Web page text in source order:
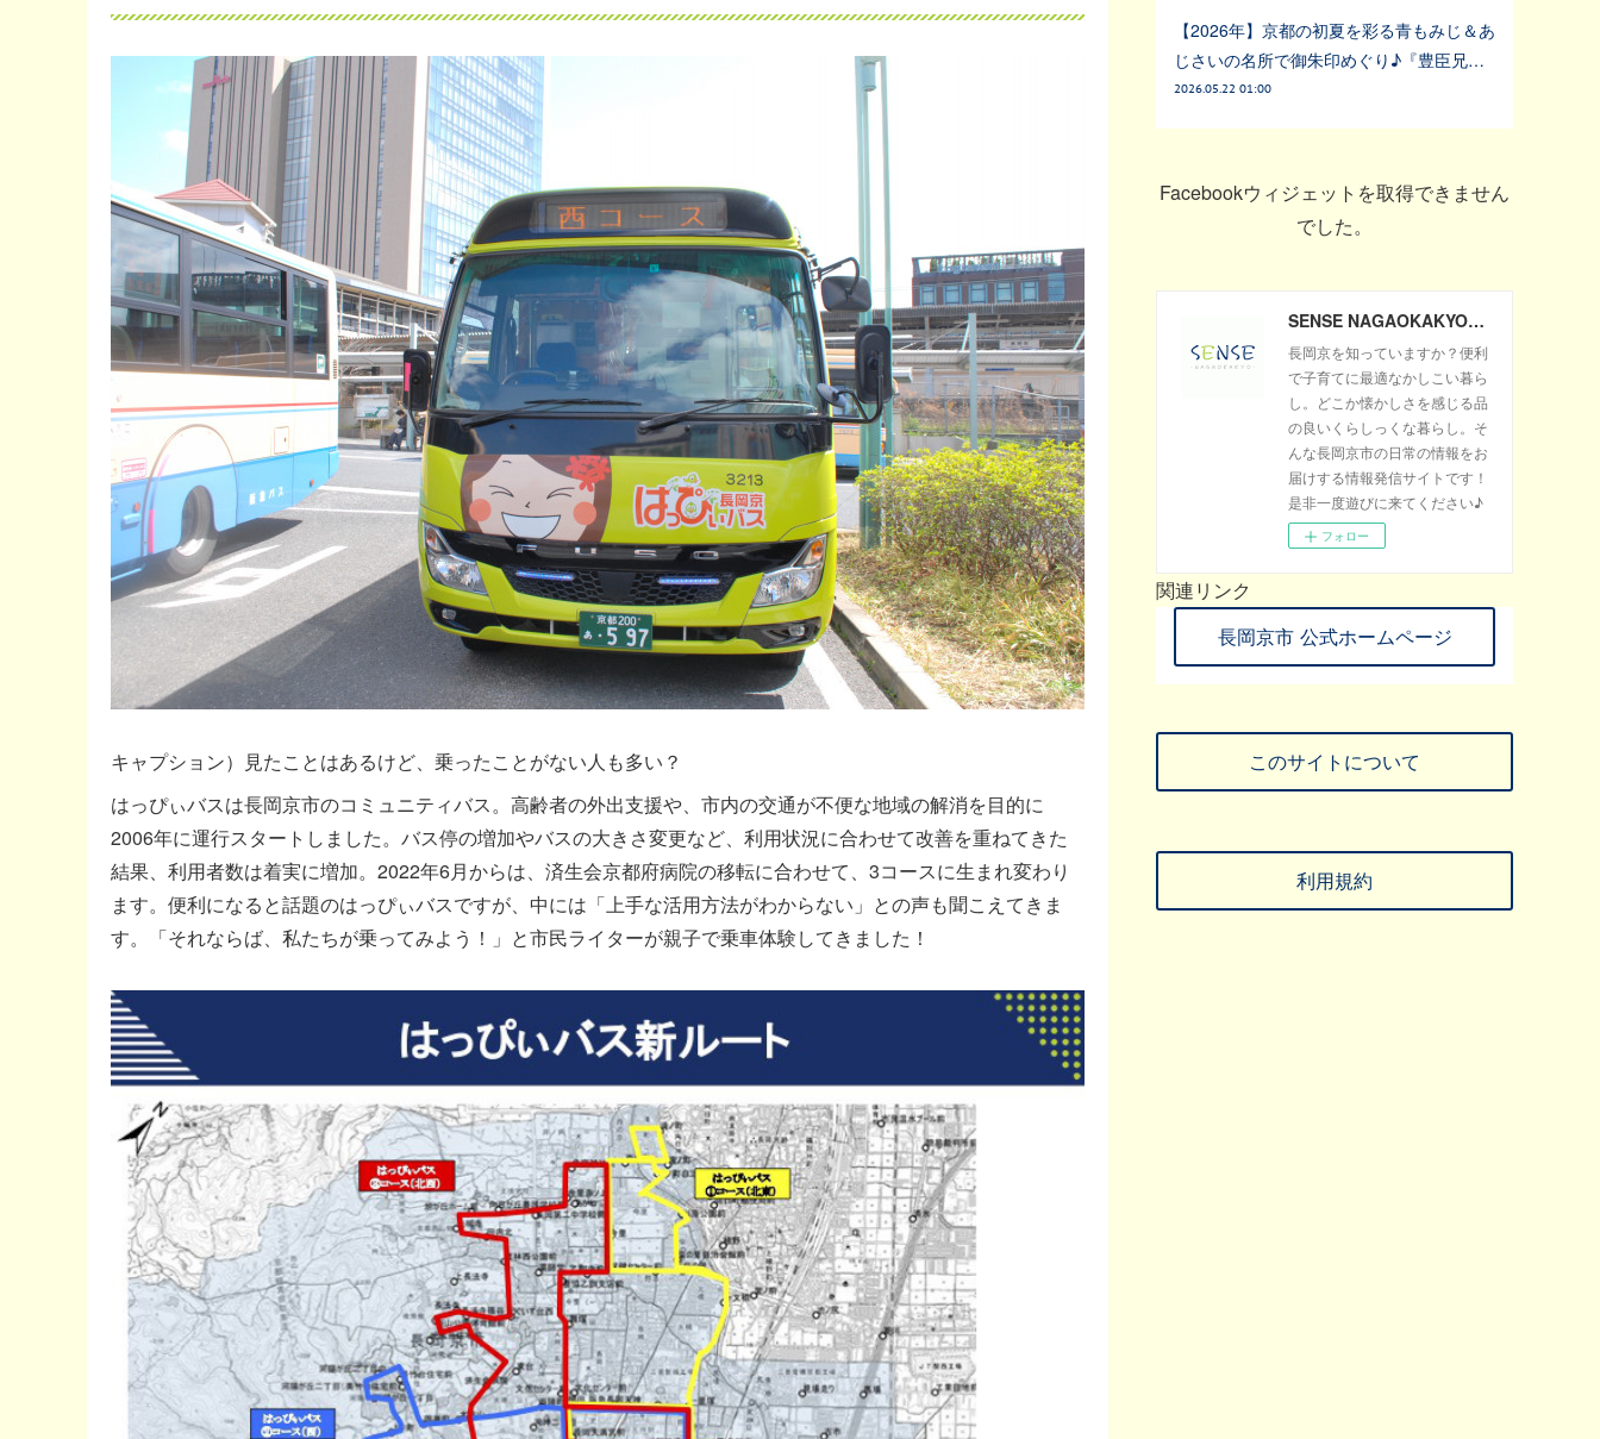
キャプション）見たことはあるけど、乗ったことがない人も多い？
はっぴぃバスは長岡京市のコミュニティバス。高齢者の外出支援や、市内の交通が不便な地域の解消を目的に
2006年に運行スタートしました。バス停の増加やバスの大きさ変更など、利用状況に合わせて改善を重ねてきた
結果、利用者数は着実に増加。2022年6月からは、済生会京都府病院の移転に合わせて、3コースに生まれ変わり
ます。便利になると話題のはっぴぃバスですが、中には「上手な活用方法がわからない」との声も聞こえてきま
す。「それならば、私たちが乗ってみよう！」と市民ライターが親子で乗車体験してきました！
【2026年】京都の初夏を彩る青もみじ＆あ
じさいの名所で御朱印めぐり♪『豊臣兄…
2026.05.22 01:00
Facebookウィジェットを取得できません
でした。
SENSE NAGAOKAKYO ～長岡京市のサブサイト～
長岡京を知っていますか？便利
で子育てに最適なかしこい暮ら
し。どこか懐かしさを感じる品
の良いくらしっくな暮らし。そ
んな長岡京市の日常の情報をお
届けする情報発信サイトです！
是非一度遊びに来てください♪
フォロー
関連リンク
長岡京市 公式ホームページ
このサイトについて
利用規約